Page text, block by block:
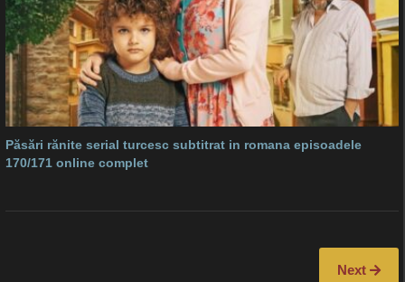
Păsări rănite serial turcesc subtitrat in romana episoadele
170/171 online complet
Next